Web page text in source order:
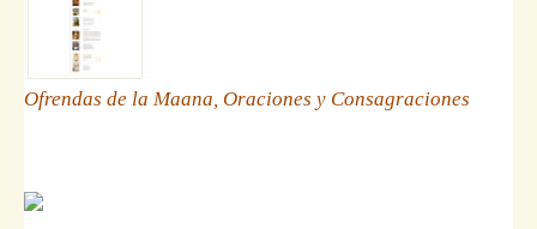
Ofrendas de la Maana, Oraciones y Consagraciones